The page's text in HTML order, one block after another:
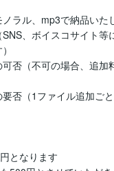
ラル、mp3で納品いた
SNS、ボイスコサイト
可否（不可の場合、追
要否（1ファイル追加ご
となります